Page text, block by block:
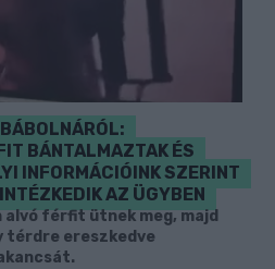
BÁNTALMAZTAK ÉS
INFORMÁCIÓINK SZERINT
AZ ÜGYBEN
alvó férfit ütnek meg, majd
térdre ereszkedve